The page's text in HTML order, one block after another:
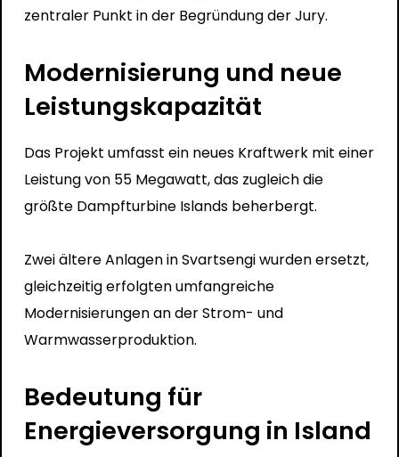
zentraler Punkt in der Begründung der Jury.
Modernisierung und neue
Leistungskapazität
Das Projekt umfasst ein neues Kraftwerk mit einer
Leistung von 55 Megawatt, das zugleich die
größte Dampfturbine Islands beherbergt.
Zwei ältere Anlagen in Svartsengi wurden ersetzt,
gleichzeitig erfolgten umfangreiche
Modernisierungen an der Strom- und
Warmwasserproduktion.
Bedeutung für
Energieversorgung in Island